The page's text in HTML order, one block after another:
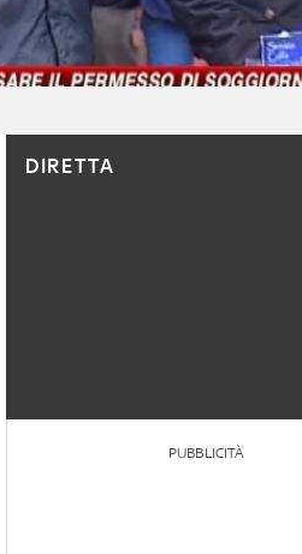
DIRETTA
PUBBLICITÀ